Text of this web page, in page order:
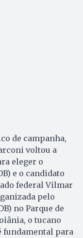
de campanha,
voltou a
eleger o
e o candidato
federal Vilmar
pelo
no Parque de
o tucano
fundamental para